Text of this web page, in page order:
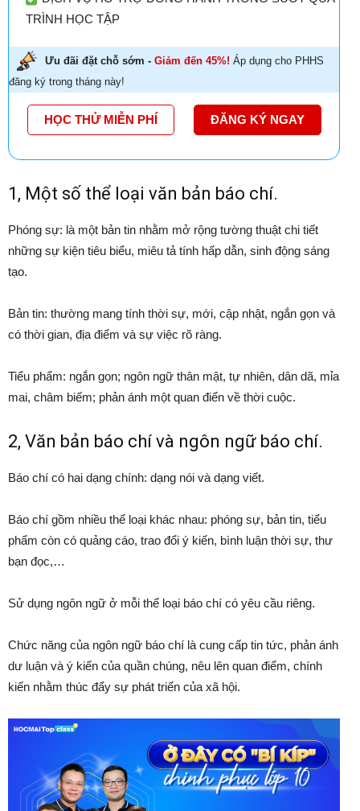
TRÌNH HỌC TẬP
Ưu đãi đặt chỗ sớm - Giảm đến 45%! Áp dụng cho PHHS
đăng ký trong tháng này!
HỌC THỬ MIỄN PHÍ ĐĂNG KÝ NGAY
1, Một số thể loại văn bản báo chí.
Phóng sự: là một bản tin nhằm mở rộng tường thuật chi tiết
những sự kiện tiêu biểu, miêu tả tính hấp dẫn, sinh động sáng
tạo.
Bản tin: thường mang tính thời sự, mới, cập nhật, ngắn gọn và
có thời gian, địa điểm và sự việc rõ ràng.
Tiểu phẩm: ngắn gọn; ngôn ngữ thân mật, tự nhiên, dân dã, mỉa
mai, châm biếm; phản ánh một quan điển về thời cuộc.
2, Văn bản báo chí và ngôn ngữ báo chí.
Báo chí có hai dạng chính: dạng nói và dạng viết.
Báo chí gồm nhiều thể loại khác nhau: phóng sự, bản tin, tiểu
phẩm còn có quảng cáo, trao đổi ý kiến, bình luận thời sự, thư
bạn đọc,…
Sử dụng ngôn ngữ ở mỗi thể loại báo chí có yêu cầu riêng.
Chức năng của ngôn ngữ báo chí là cung cấp tin tức, phản ánh
dư luận và ý kiến của quần chúng, nêu lên quan điểm, chính
kiến nhằm thúc đẩy sự phát triển của xã hội.